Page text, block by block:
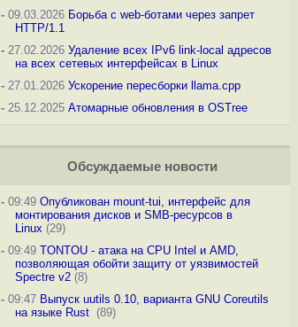
-09.03.2026 Борьба с web-ботами через запрет
HTTP/1.1
-27.02.2026 Удаление всех IPv6 link-local адресов
на всех сетевых интерфейсах в Linux
-27.01.2026 Ускорение пересборки llama.cpp
-25.12.2025 Атомарные обновления в OSTree
Обсуждаемые новости
-09:49 Опубликован mount-tui, интерфейс для
монтирования дисков и SMB-ресурсов в
Linux (29)
-09:49 TONTOU - атака на CPU Intel и AMD,
позволяющая обойти защиту от уязвимостей
Spectre v2(8)
-09:47 Выпуск uutils 0.10, варианта GNU Coreutils
на языке Rust (89)